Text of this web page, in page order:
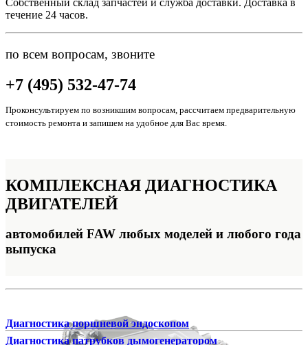
Собственный склад запчастей и служба доставки. Доставка в
течение 24 часов.
по всем вопросам, звоните
+7 (495) 532-47-74
Проконсультируем по возникшим вопросам, рассчитаем предварительную
стоимость ремонта и запишем на удобное для Вас время.
КОМПЛЕКСНАЯ ДИАГНОСТИКА
ДВИГАТЕЛЕЙ
автомобилей FAW любых моделей и любого года
выпуска
Диагностика поршневой эндоскопом
Диагностика патрубков дымогенератором